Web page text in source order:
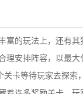
富的玩法上，还有
理安排阵容，以最
关卡等待玩家去探索